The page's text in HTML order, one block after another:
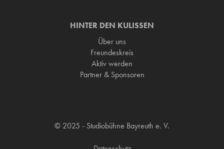
HINTER DEN KULISSEN
Über uns
Freundeskreis
Aktiv werden
Partner & Sponsoren
© 2025 - Studiobühne Bayreuth e. V.